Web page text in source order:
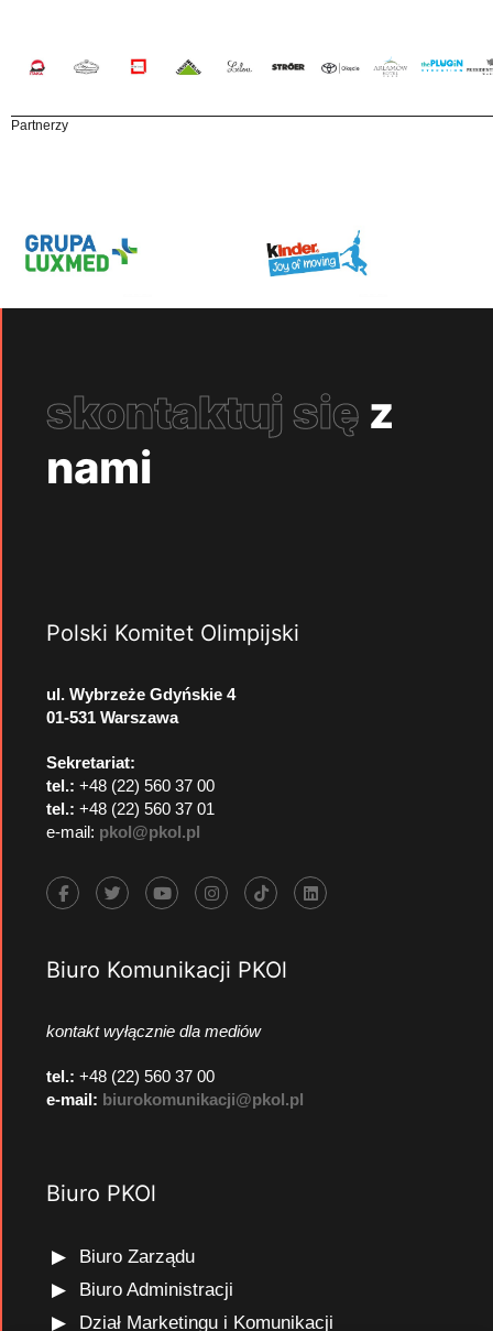
Partnerzy
skontaktuj się z
nami
Polski Komitet Olimpijski
ul. Wybrzeże Gdyńskie 4
01-531 Warszawa
Sekretariat:
tel.: +48 (22) 560 37 00
tel.: +48 (22) 560 37 01
e-mail: pkol@pkol.pl
Biuro Komunikacji PKOl
kontakt wyłącznie dla mediów
tel.: +48 (22) 560 37 00
e-mail: biurokomunikacji@pkol.pl
Biuro PKOl
Biuro Zarządu
Biuro Administracji
Dział Marketingu i Komunikacji